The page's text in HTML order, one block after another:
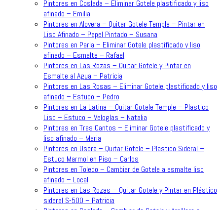
Pintores en Coslada – Eliminar Gotele plastificado y liso
afinado – Emilia
Pintores en Alovera – Quitar Gotele Temple – Pintar en
Liso Afinado – Papel Pintado – Susana
Pintores en Parla – Eliminar Gotele plastificado y liso
afinado – Esmalte – Rafael
Pintores en Las Rozas – Quitar Gotele y Pintar en
Esmalte al Agua – Patricia
Pintores en Las Rosas – Eliminar Gotele plastificado y liso
afinado – Estuco – Pedro
Pintores en La Latina – Quitar Gotele Temple – Plastico
Liso – Estuco – Veloglas – Natalia
Pintores en Tres Cantos – Eliminar Gotele plastificado y
liso afinado – Maria
Pintores en Usera – Quitar Gotele – Plastico Sideral –
Estuco Marmol en Piso – Carlos
Pintores en Toledo – Cambiar de Gotele a esmalte liso
afinado – Local
Pintores en Las Rozas – Quitar Gotele y Pintar en Plástico
sideral S-500 – Patricia